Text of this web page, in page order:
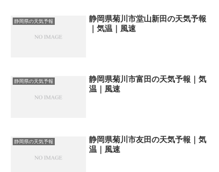
静岡県の天気予報
静岡県菊川市堂山新田の天気予報
｜気温｜風速
静岡県の天気予報
静岡県菊川市富田の天気予報｜気
温｜風速
静岡県の天気予報
静岡県菊川市友田の天気予報｜気
温｜風速